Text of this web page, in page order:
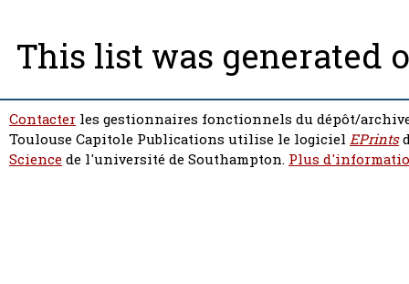
This list was generated
Contacter les gestionnaires fonctionnels du dépôt/
Toulouse Capitole Publications utilise le logiciel EPrints
Sciencede l'université de Southampton. Plus